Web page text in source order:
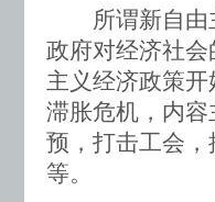
所谓新自由主
政府对经济社
主义经济政策
滞胀危机，内
预，打击工会
等。